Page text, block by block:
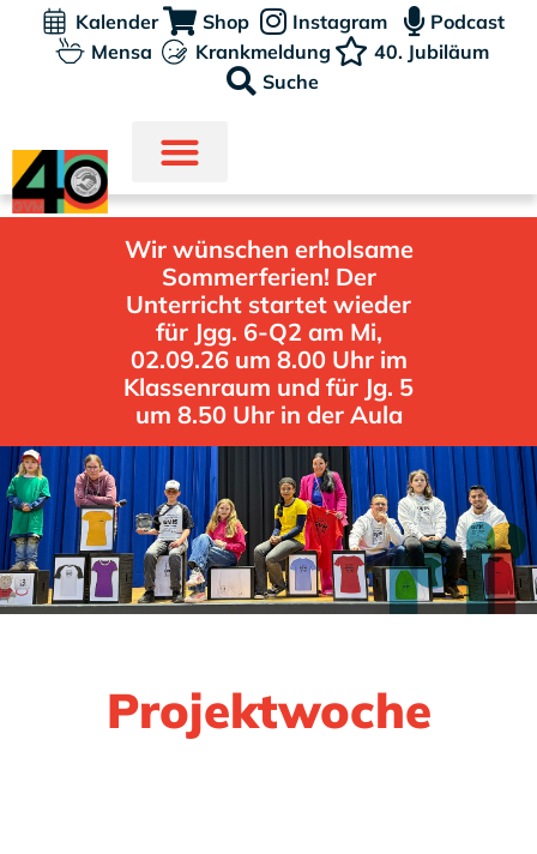
Kalender Shop Instagram
Podcast
Mensa
Krankmeldung
40. Jubiläum
Suche
Wir wünschen erholsame
Sommerferien! Der
Unterricht startet wieder
für Jgg. 6-Q2 am Mi,
02.09.26 um 8.00 Uhr im
Klassenraum und für Jg. 5
um 8.50 Uhr in der Aula
Projektwoche